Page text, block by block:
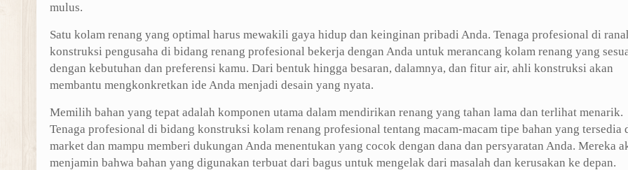
mulus.
Satu kolam renang yang optimal harus mewakili gaya hidup dan keinginan pribadi Anda. Tenaga profesional di
konstruksi pengusaha di bidang renang profesional bekerja dengan Anda untuk merancang kolam renang yang
dengan kebutuhan dan preferensi kamu. Dari bentuk hingga besaran, dalamnya, dan fitur air, ahli konstruksi akan
membantu mengkonkretkan ide Anda menjadi desain yang nyata.
Memilih bahan yang tepat adalah komponen utama dalam mendirikan renang yang tahan lama dan terlihat menarik.
Tenaga profesional di bidang konstruksi kolam renang profesional tentang macam-macam tipe bahan yang tersedia
market dan mampu memberi dukungan Anda menentukan yang cocok dengan dana dan persyaratan Anda. Mereka
menjamin bahwa bahan yang digunakan terbuat dari bagus untuk mengelak dari masalah dan kerusakan ke depan.